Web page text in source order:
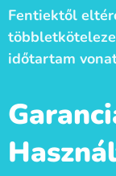
Fentiektől
időtartam